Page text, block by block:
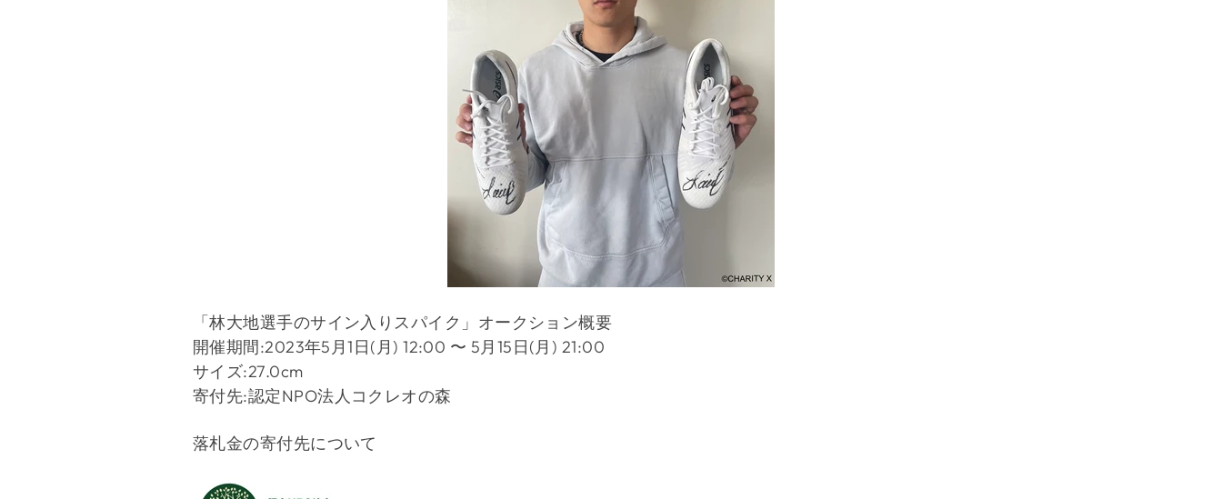
「林大地選手のサイン入りスパイク」 オークション概要
開催期間:2023年5月1日(月) 12:00 〜 5月15日(月) 21:00
サイズ:27.0cm
寄付先:認定NPO法人コクレオの森
落札金の寄付先について